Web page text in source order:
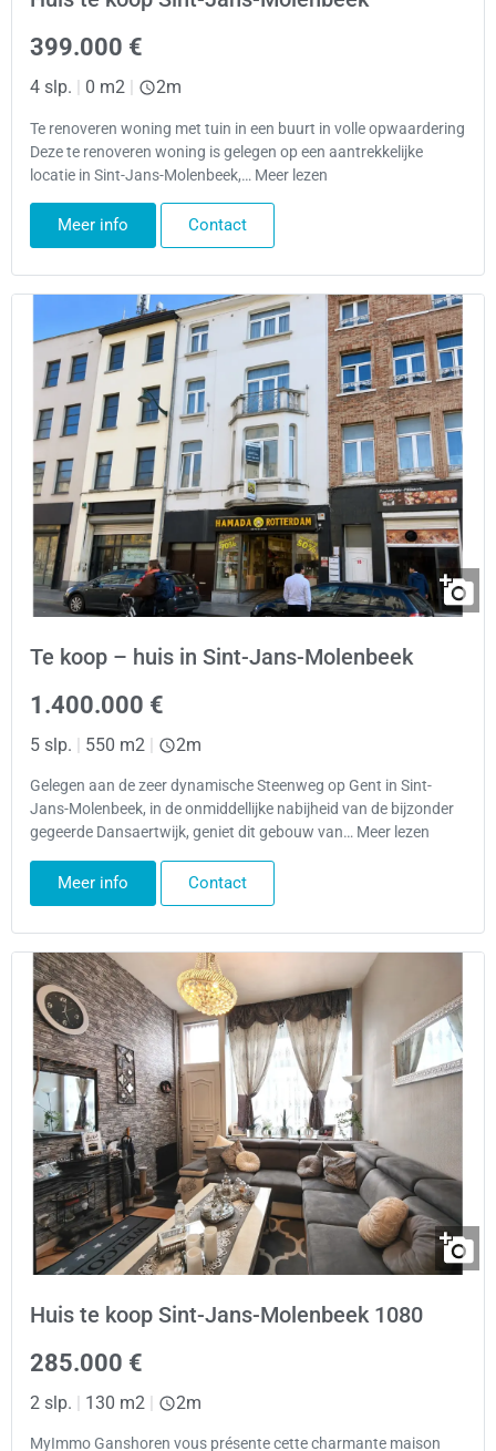
399.000 €
4 slp. 0 m2 2m
Te renoveren woning met tuin in een buurt in volle opwaardering
Deze te renoveren woning is gelegen op een aantrekkelijke
locatie in Sint-Jans-Molenbeek,… Meer lezen
Meer info Contact
Te koop – huis in Sint-Jans-Molenbeek
1.400.000 €
5 slp. | 550 m2 | 2m
Gelegen aan de zeer dynamische Steenweg op Gent in Sint-
Jans-Molenbeek, in de onmiddellijke nabijheid van de bijzonder
gegeerde Dansaertwijk, geniet dit gebouw van… Meer lezen
Meer info Contact
Huis te koop Sint-Jans-Molenbeek 1080
285.000 €
2 slp. | 130 m2 | 2m
MyImmo Ganshoren vous présente cette charmante maison